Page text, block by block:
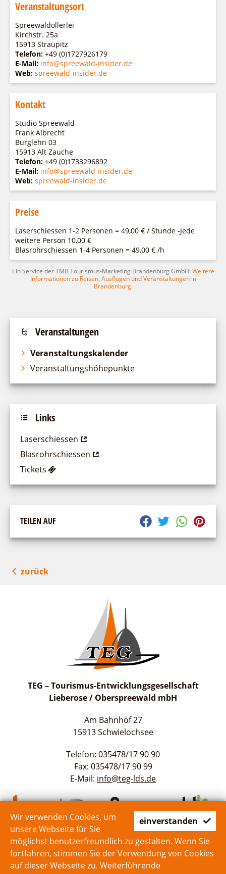
einverstanden
Wir verwenden Cookies, um
unsere Webseite für Sie
möglichst benutzerfreundlich zu gestalten. Wenn Sie
fortfahren, stimmen Sie der Verwendung von Cookies
auf dieser Webseite zu. Weiterführende
Veranstaltungsort
Spreewaldollerlei
Kirchstr. 25a
15913 Straupitz
Telefon: +49 (0)1727926179
E-Mail: info@spreewald-insider.de
Web: spreewald-insider.de
Kontakt
Studio Spreewald
Frank Albrecht
Burglehn 03
15913 Alt Zauche
Telefon: +49 (0)1733296892
E-Mail: info@spreewald-insider.de
Web: spreewald-insider.de
Preise
Laserschiessen 1-2 Personen = 49,00 € / Stunde -Jede
weitere Person 10,00 €
Blasrohrschiessen 1-4 Personen = 49,00 € /h
Ein Service der TMB Tourismus-Marketing Brandenburg GmbH:Weitere
Informationen zu Reisen, Ausflügen und Veranstaltungen in
Brandenburg.
Veranstaltungen
Veranstaltungskalender
Veranstaltungshöhepunkte
Links
Laserschiessen
Blasrohrschiessen
Tickets
TEILEN AUF
zurück
TEG – Tourismus-Entwicklungsgesellschaft
Lieberose / Oberspreewald mbH
Am Bahnhof 27
15913 Schwielochsee
Telefon: 035478/17 90 90
Fax: 035478/17 90 99
E-Mail: info@teg-lds.de
Start Kontakt Impressum Datenschutz